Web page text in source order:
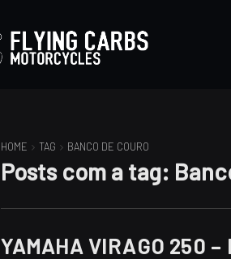
HOME TAG BANCO DE COURO
Posts com a tag:
YAMAHA VIRAGO 250 –